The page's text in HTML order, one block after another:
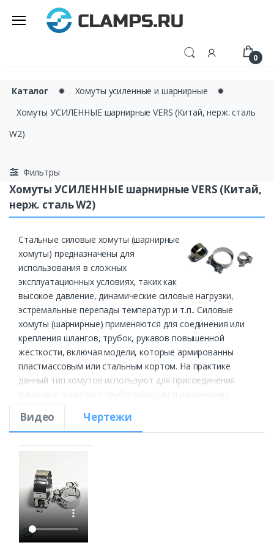
0
Каталог ✹ Хомуты усиленные и шарнирные
✹
Хомуты УСИЛЕННЫЕ шарнирные VERS (Китай, нерж. сталь
W2)
Фильтры
Хомуты УСИЛЕННЫЕ шарнирные VERS (Китай,
нерж. сталь W2)
Стальные силовые хомуты (шарнирные
хомуты) предназначены для
использования в сложных
эксплуатационных условиях, таких как
высокое давление, динамические силовые нагрузки,
эстремальные перепады температур и т.п.. Силовые
хомуты (шарнирные) применяются для соединения или
крепления шлангов, трубок, рукавов повышенной
жесткости, включая модели, которые армированны
пластмассовым или стальным кортом. На практике
данный тип хомутов используют для присоединения
оборудованию (например, компрессоры, насосы,
цистерны). Силовые хомуты идеально подойдут для
использования в тех случаях, когда соединение
конструкции, силовые (шарнирные) хомуты отличаются
высоким зажимным усилием, большой прочностью и
жесткостью.
Силовые хомуты VERS W2, лента и корпус которых
Видео Чертежи